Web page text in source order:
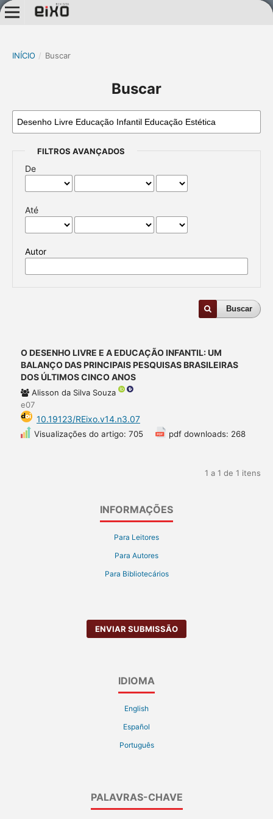
INÍCIO / Buscar
Buscar
FILTROS AVANÇADOS
De
Até
Autor
Buscar
O DESENHO LIVRE E A EDUCAÇÃO INFANTIL: UM
BALANÇO DAS PRINCIPAIS PESQUISAS BRASILEIRAS
DOS ÚLTIMOS CINCO ANOS
Alisson da Silva Souza
e07
10.19123/REixo.v14.n3.07
Visualizações do artigo: 705 pdf downloads: 268
1 a 1 de 1 itens
INFORMAÇÕES
Para Leitores
Para Autores
Para Bibliotecários
ENVIAR SUBMISSÃO
IDIOMA
English
Español
Português
PALAVRAS-CHAVE